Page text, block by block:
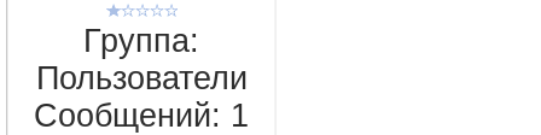
Группа:
Пользователи
Сообщений: 1